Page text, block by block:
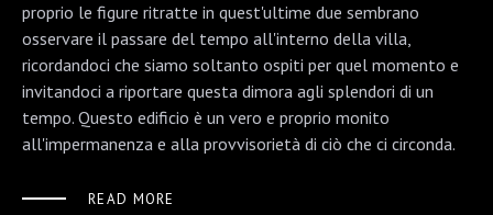
proprio le figure ritratte in quest'ultime due sembrano
osservare il passare del tempo all'interno della villa,
ricordandoci che siamo soltanto ospiti per quel momento e
invitandoci a riportare questa dimora agli splendori di un
tempo. Questo edificio è un vero e proprio monito
all'impermanenza e alla provvisorietà di ciò che ci circonda.
READ MORE